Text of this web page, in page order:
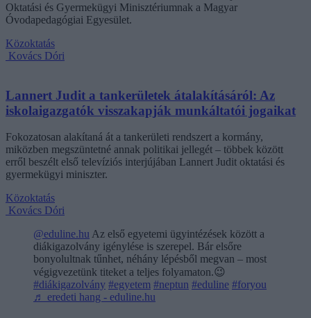
Oktatási és Gyermekügyi Minisztériumnak a Magyar
Óvodapedagógiai Egyesület.
Közoktatás
Kovács Dóri
Lannert Judit a tankerületek átalakításáról: Az
iskolaigazgatók visszakapják munkáltatói jogaikat
Fokozatosan alakítaná át a tankerületi rendszert a kormány,
miközben megszüntetné annak politikai jellegét – többek között
erről beszélt első televíziós interjújában Lannert Judit oktatási és
gyermekügyi miniszter.
Közoktatás
Kovács Dóri
@eduline.hu Az első egyetemi ügyintézések között a
diákigazolvány igénylése is szerepel. Bár elsőre
bonyolultnak tűnhet, néhány lépésből megvan – most
végigvezetünk titeket a teljes folyamaton.😉
#diákigazolvány #egyetem #neptun #eduline #foryou
♬ eredeti hang - eduline.hu